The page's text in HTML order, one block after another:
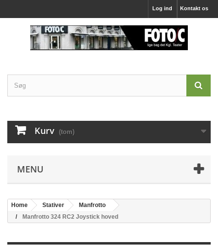
Kontakt os
Log ind
Kurv (tom)
MENU
Home Stativer
Manfrotto
Manfrotto 324 RC2 Joystick hoved